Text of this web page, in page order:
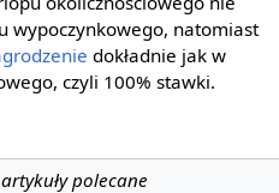
wypoczynkowego, natomiast
dokładnie jak w
czyli 100% stawki.
artykuły polecane